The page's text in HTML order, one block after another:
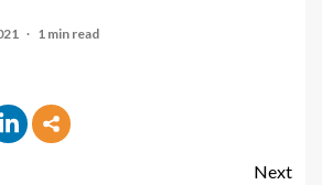
1 min read
Next